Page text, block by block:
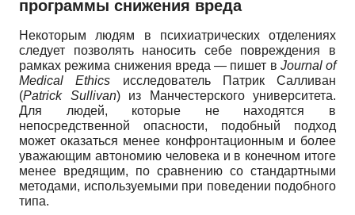
программы снижения вреда
Некоторым людям в психиатрических отделениях
следует позволять наносить себе повреждения в
рамках режима снижения вреда — пишет в Journal of
Medical
Ethics
исследователь Патрик Салливан
(Patrick Sullivan) из Манчестерского университета.
Для людей, которые не находятся в
непосредственной опасности, подобный подход
может оказаться менее конфронтационным и более
уважающим автономию человека и в конечном итоге
менее вредящим, по сравнению со стандартными
методами, используемыми при поведении подобного
типа.